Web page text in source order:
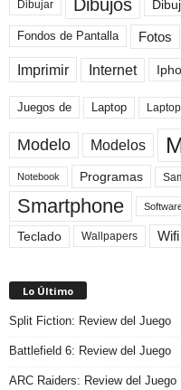
Dibujar Dibujos
Fondos de Pantalla Fotos
Imprimir Internet
Juegos de Laptop
Modelo Modelos
Notebook Programas
Smartphone
Teclado Wallpapers Wifi
Lo Último
Split Fiction: Review del Juego
Battlefield 6: Review del Juego
ARC Raiders: Review del Juego